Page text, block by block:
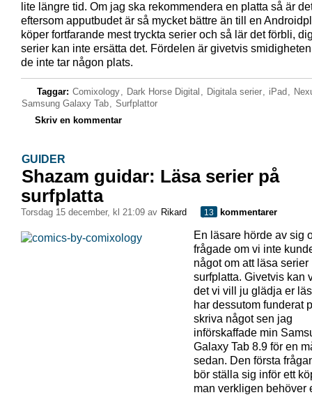
lite längre tid. Om jag ska rekommendera en platta så är
eftersom apputbudet är så mycket bättre än till en
köper fortfarande mest tryckta serier och så lär det förbli,
serier kan inte ersätta det. Fördelen är givetvis
de inte tar någon plats.
Taggar: Comixology, Dark Horse Digital , Digitala serier, iPad ,
Samsung Galaxy Tab, Surfplattor
Skriv en kommentar
GUIDER
Shazam guidar: Läsa serier på
surfplatta
torsdag 15 december, kl 21:09 av Rikard 13 kommentarer
En läsare hörde av sig
frågade om vi inte
något om att läsa serier
surfplatta. Givetvis kan
det vi vill ju glädja er
har dessutom funderat
skriva något sen jag
införskaffade min
Galaxy Tab 8.9 för en
sedan. Den första
bör ställa sig inför ett
man verkligen behöver